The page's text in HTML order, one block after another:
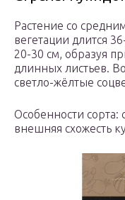
Растение со
вегетации длится
20-30 см, образуя
длинных листьев.
светло-жёлтые
Особенности сорта:
внешняя схожесть